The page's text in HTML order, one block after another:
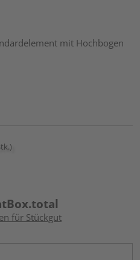
mit Hochbogen
für Stückgut